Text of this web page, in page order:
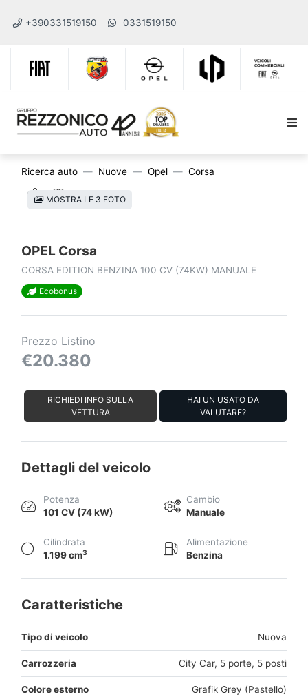
+390331519150 0331519150
Ricerca auto Nuove Opel Corsa
MOSTRA LE 3 FOTO
OPEL Corsa
CORSA EDITION BENZINA 100 CV (74KW) MANUALE
Ecobonus
Prezzo Listino
€20.380
RICHIEDI INFO SULLA
VETTURA
HAI UN USATO DA
VALUTARE?
Dettagli del veicolo
Potenza
101 CV (74 kW)
Cambio
Manuale
Cilindrata
1.199 cm3
Alimentazione
Benzina
Caratteristiche
Tipo di veicolo Nuova
Carrozzeria City Car, 5 porte, 5 posti
Colore esterno Grafik Grey (Pastello)